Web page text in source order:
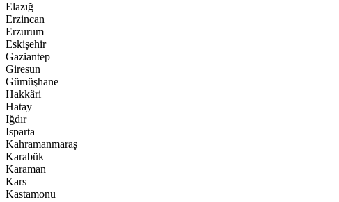
Elazığ
Erzincan
Erzurum
Eskişehir
Gaziantep
Giresun
Gümüşhane
Hakkâri
Hatay
Iğdır
Isparta
Kahramanmaraş
Karabük
Karaman
Kars
Kastamonu